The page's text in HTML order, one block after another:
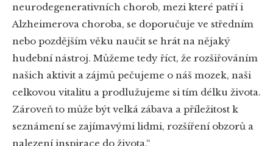
neurodegenerativních chorob, mezi které patří i
Alzheimerova choroba, se doporučuje ve středním
nebo pozdějším věku naučit se hrát na nějaký
hudební nástroj. Můžeme tedy říct, že rozšiřováním
našich aktivit a zájmů pečujeme o náš mozek, naši
celkovou vitalitu a prodlužujeme si tím délku života.
Zároveň to může být velká zábava a příležitost k
seznámení se zajímavými lidmi, rozšíření obzorů a
nalezení inspirace do života.“